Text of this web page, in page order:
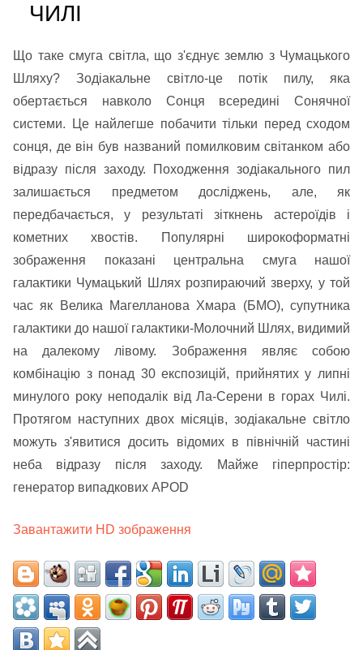
ЧИЛІ
Що таке смуга світла, що з'єднує землю з Чумацького
Шляху? Зодіакальне світло-це потік пилу, яка
обертається навколо Сонця всередині Сонячної
системи. Це найлегше побачити тільки перед сходом
сонця, де він був названий помилковим світанком або
відразу після заходу. Походження зодіакального пил
залишається предметом досліджень, але, як
передбачається, у результаті зіткнень астероїдів і
кометних хвостів. Популярні широкоформатні
зображення показані центральна смуга нашої
галактики Чумацький Шлях розпираючий зверху, у той
час як Велика Магелланова Хмара (БМО), супутника
галактики до нашої галактики-Молочний Шлях, видимий
на далекому лівому. Зображення являє собою
комбінацію з понад 30 експозицій, прийнятих у липні
минулого року неподалік від Ла-Серени в горах Чилі.
Протягом наступних двох місяців, зодіакальне світло
можуть з'явитися досить відомих в північній частині
неба відразу після заходу. Майже гіперпростір:
генератор випадкових APOD
Завантажити HD зображення